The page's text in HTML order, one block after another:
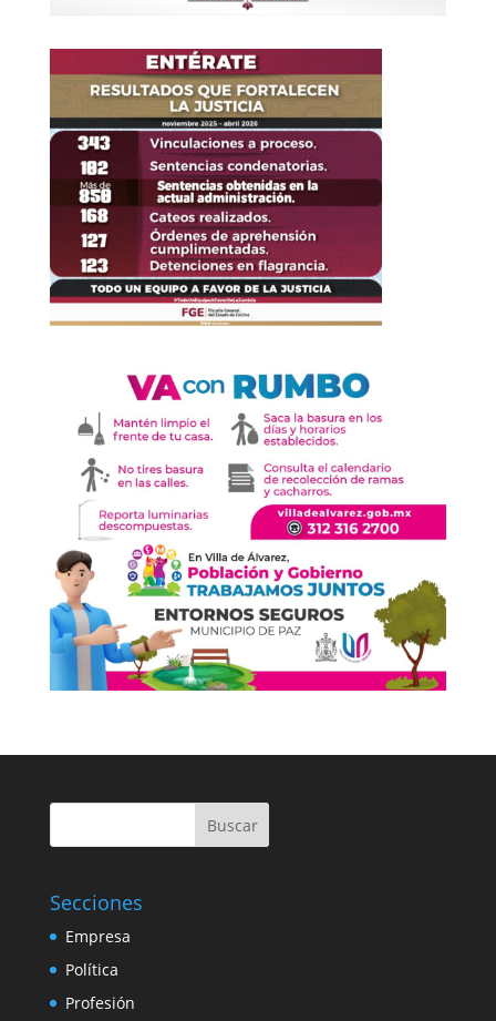
Buscar
Secciones
Empresa
Política
Profesión